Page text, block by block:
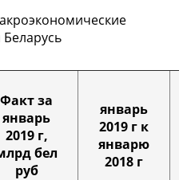
Беларусь
Факт за
январь
2019 г,
бел
руб
январь
2019 г к
январю
2018 г